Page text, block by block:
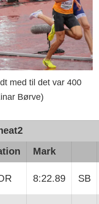
med til det var 400
Børve)
Mark
8:22.89 SB